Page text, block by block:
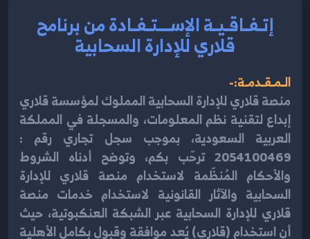
إتـفـاقـيـة الإســـتـفـادة من برنامح
قلاري للإدارة السحابية
الـمـقـدمـة:-
منصة قلاري للإدارة السحابية المملوك لمؤسسة قلاري
إبداع لتقنية نظم المعلومات، والمسجلة في المملكة
العربية السعودية، بموجب سجل تجاري رقم :
2054100469 ترحّب بكم، وتوضح أدناه الشروط
والأحكام المُنظّمة لاستخدام منصة قلاري للإدارة
السحابية والآثار القانونية لاستخدام خدمات منصة
قلاري للإدارة السحابية عبر الشبكة العنكبوتية، حيث
أن استخدام (قلاري) يُعد موافقة وقبول بكامل الأهلية